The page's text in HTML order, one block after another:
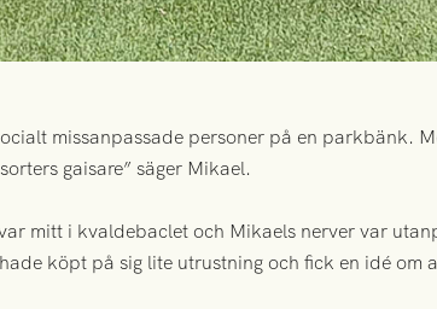
missanpassade personer på en parkbänk.
gaisare” säger Mikael.
mitt i kvaldebaclet och Mikaels nerver var
köpt på sig lite utrustning och fick en idé om